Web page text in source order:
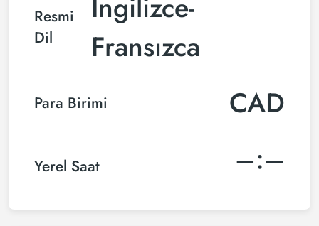
Resmi
Dil
Fransızca
Para Birimi CAD
Yerel Saat –:–